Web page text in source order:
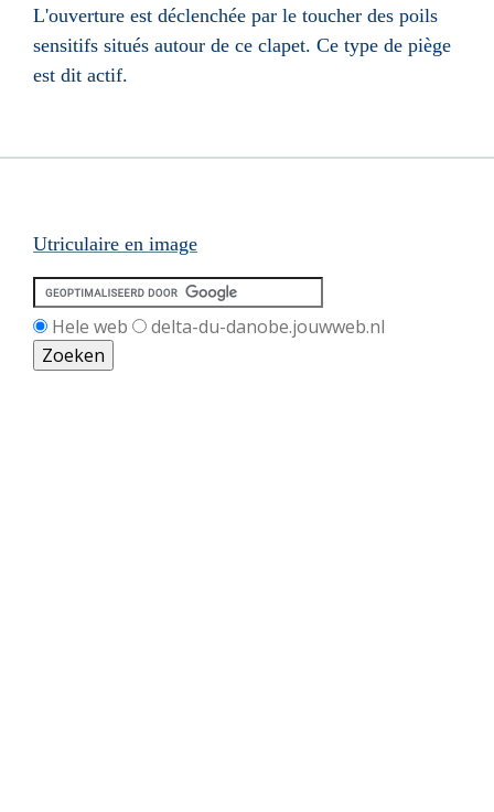
L'ouverture est déclenchée par le toucher des poils
sensitifs situés autour de ce clapet. Ce type de piège
est dit actif.
Utriculaire en image
Hele web delta-du-danobe.jouwweb.nl